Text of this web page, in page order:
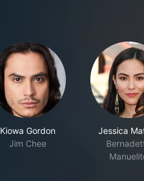
Kiowa Gordon
Jim Chee
Jessica